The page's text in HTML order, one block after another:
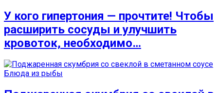
У кого гипертония — прочтите! Чтобы
расширить сосуды и улучшить
кровоток, необходимо…
Блюда из рыбы